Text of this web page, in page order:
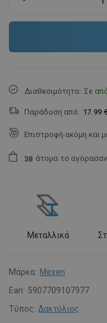
Διαθεσιμότητα: Σε
Παράδοση από: 17.99 €
Επιστροφή ακόμη και
38 άτομα το
Μεταλλικά
Μάρκα: Mexen
Ean: 5907709107977
Τύπος: Δακτύλιος